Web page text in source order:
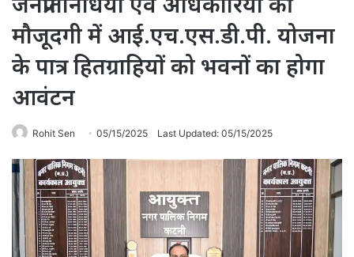
मौजूदगी में आई.एच.एस.डी.पी. योजना
के पात्र हितग्राहियों को भवनों का होगा
आवंटन
Rohit Sen 05/15/2025 Last Updated: 05/15/2025